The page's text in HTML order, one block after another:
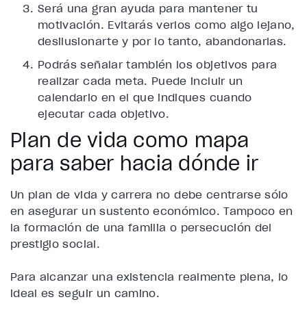
Será una gran ayuda para mantener tu
motivación. Evitarás verlos como algo lejano,
desilusionarte y por lo tanto, abandonarlas.
Podrás señalar también los objetivos para
realizar cada meta. Puede incluir un
calendario en el que indiques cuando
ejecutar cada objetivo.
Plan de vida como mapa
para saber hacia dónde ir
Un plan de vida y carrera no debe centrarse sólo
en asegurar un sustento económico. Tampoco en
la formación de una familia o persecución del
prestigio social.
Para alcanzar una existencia realmente plena, lo
ideal es seguir un camino.